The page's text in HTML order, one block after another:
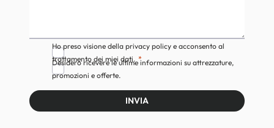
Ho preso visione della privacy policy e acconsento al
trattamento dei miei dati.
Desidero ricevere le ultime informazioni su attrezzature,
promozioni e offerte.
INVIA